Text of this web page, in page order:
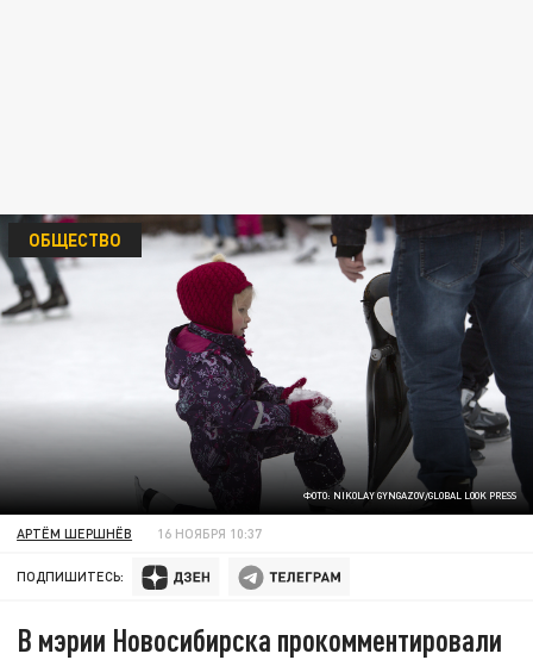
ФОТО: NIKOLAY GYNGAZOV/GLOBAL LOOK PRESS
ОБЩЕСТВО
АРТЁМ ШЕРШНЁВ 16 НОЯБРЯ 10:37
ПОДПИШИТЕСЬ:
В мэрии Новосибирска прокомментировали